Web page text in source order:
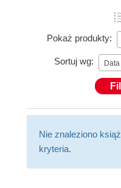
Pokaż produkty:
Sortuj wg:
Nie znaleziono
kryteria.